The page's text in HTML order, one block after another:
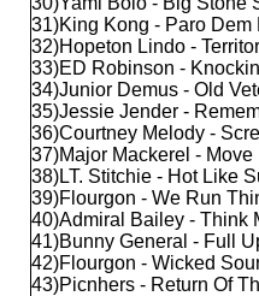
31)King Kong - Paro Dem
32)Hopeton Lindo -
33)ED Robinson -
34)Junior Demus - Old
35)Jessie Jender -
36)Courtney Melody -
37)Major Mackerel - Move
38)LT. Stitchie - Hot Like
39)Flourgon - We Run
40)Admiral Bailey - Think
41)Bunny General - Full
42)Flourgon - Wicked
43)Picnhers - Return Of